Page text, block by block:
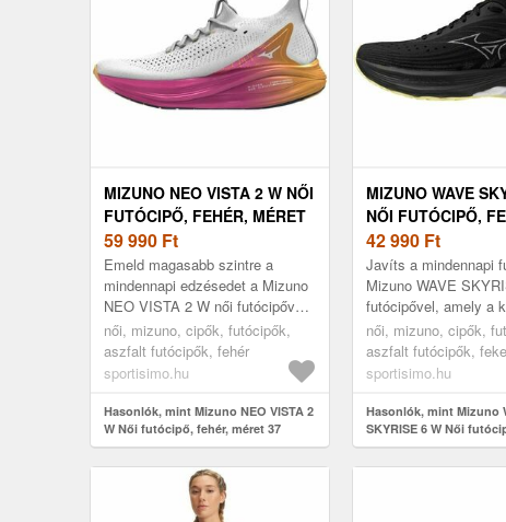
MIZUNO NEO VISTA 2 W NŐI
FUTÓCIPŐ, FEHÉR, MÉRET
37
59 990 Ft
Emeld magasabb szintre a
mindennapi edzésedet a Mizuno
NEO VISTA 2 W női futócipővel,
amelyet azoknak a sportolóknak
terveztek, akik versenyképes
m...
női, mizuno, cipők, futócipők,
aszfalt futócipők, fehér
sportisimo.hu
Hasonlók, mint Mizuno NEO VISTA 2
W Női futócipő, fehér, méret 37
MIZUNO WAVE
NŐI FUTÓCIPŐ,
MÉRET 37
42 990 Ft
Javíts a mindennapi
Mizuno WAVE
futócipővel, amely a
és a sima mozgás
nyújtja. A középtalp
női, mizuno, cipők,
aszfalt futócipők,
sportisimo.hu
Hasonlók, mint Mizuno
SKYRISE 6 W Női
méret 37